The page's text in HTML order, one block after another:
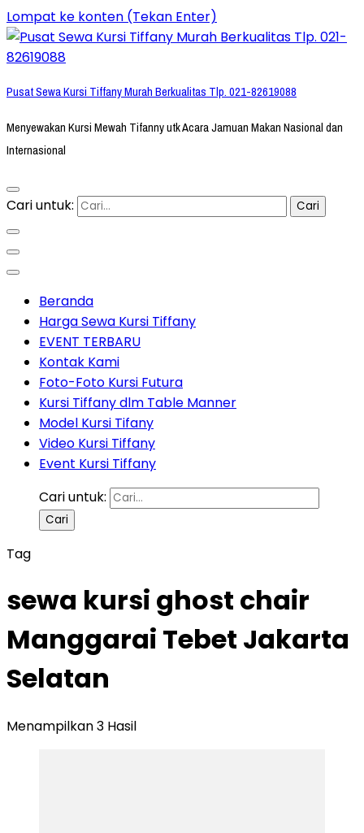
Lompat ke konten (Tekan Enter)
Pusat Sewa Kursi Tiffany Murah Berkualitas Tlp. 021-82619088
Menyewakan Kursi Mewah Tifanny utk Acara Jamuan Makan Nasional dan
Internasional
Cari untuk:
Beranda
Harga Sewa Kursi Tiffany
EVENT TERBARU
Kontak Kami
Foto-Foto Kursi Futura
Kursi Tiffany dlm Table Manner
Model Kursi Tifany
Video Kursi Tiffany
Event Kursi Tiffany
Cari untuk:
Tag
sewa kursi ghost chair
Manggarai Tebet Jakarta
Selatan
Menampilkan 3 Hasil